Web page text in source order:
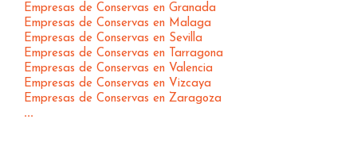
Empresas de Conservas en Granada
Empresas de Conservas en Malaga
Empresas de Conservas en Sevilla
Empresas de Conservas en Tarragona
Empresas de Conservas en Valencia
Empresas de Conservas en Vizcaya
Empresas de Conservas en Zaragoza
...